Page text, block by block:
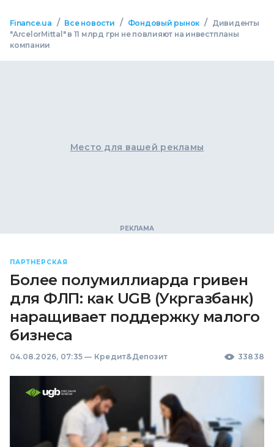
Finance.ua / Все новости / Фондовый рынок /
Дивиденты
"ArcelorMittal" в 11 млрд грн не повлияют на инвестпланы
компании
Место для вашей рекламы
ПАРТНЕРСКАЯ
Более полумиллиарда гривен
для ФЛП: как UGB (Укргазбанк)
наращивает поддержку малого
бизнеса
04.08.2026, 07:35 — Кредит&Депозит 33838